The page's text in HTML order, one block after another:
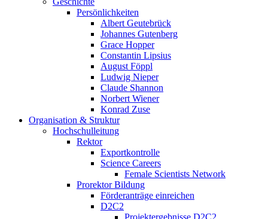
Persönlichkeiten
Albert Geutebrück
Johannes Gutenberg
Grace Hopper
Constantin Lipsius
August Föppl
Ludwig Nieper
Claude Shannon
Norbert Wiener
Konrad Zuse
Organisation & Struktur
Hochschulleitung
Rektor
Exportkontrolle
Science Careers
Female Scientists Network
Prorektor Bildung
Förderanträge einreichen
D2C2
Projektergebnisse D2C2